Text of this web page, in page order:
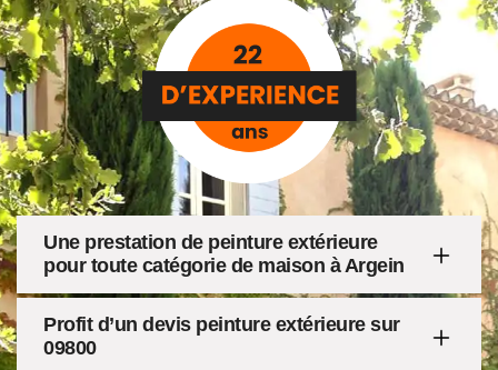
Une prestation de peinture extérieure
pour toute catégorie de maison à Argein
Profit d’un devis peinture extérieure sur
09800